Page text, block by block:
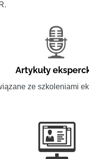
Artykuły
ze szkoleniami